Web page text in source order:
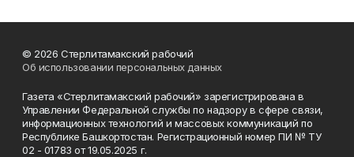
© 2026 Стерлитамакский рабочий
Об использовании персональных данных
Газета «Стерлитамакский рабочий» зарегистрирована в
Управлении Федеральной службы по надзору в сфере связи,
информационных технологий и массовых коммуникаций по
Республике Башкортостан. Регистрационный номер ПИ № ТУ
02 - 01783 от 19.05.2025 г.